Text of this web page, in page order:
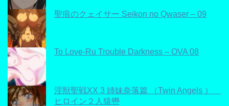
聖痕のクェイサー Seikon no Qwaser – 09
To Love-Ru Trouble Darkness – OVA 08
淫獣聖戦XX 3 姉妹奈落篇 （Twin Angels ）
ヒロイン２人猿轡